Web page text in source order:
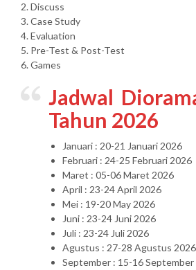
2. Discuss
3. Case Study
4. Evaluation
5. Pre-Test & Post-Test
6. Games
Jadwal
Tahun 2026
Januari : 20-21 Januari 2026
Februari : 24-25 Februari 2026
Maret : 05-06 Maret 2026
April : 23-24 April 2026
Mei : 19-20 May 2026
Juni : 23-24 Juni 2026
Juli : 23-24 Juli 2026
Agustus : 27-28 Agustus 2026
September : 15-16 September